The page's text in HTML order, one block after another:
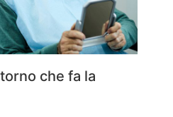
che fa la